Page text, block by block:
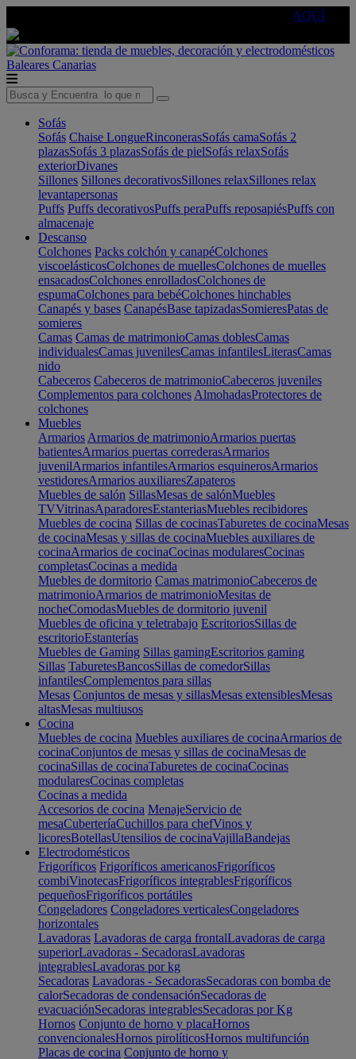
AQUÍ
Baleares Canarias
Sofás
Sofás Chaise LongueRinconerasSofás camaSofás 2
plazasSofás 3 plazasSofás de pielSofás relaxSofás
exteriorDivanes
Sillones Sillones decorativosSillones relaxSillones relax
levantapersonas
Puffs Puffs decorativosPuffs peraPuffs reposapiésPuffs con
almacenaje
Descanso
Colchones Packs colchón y canapéColchones
viscoelásticosColchones de muellesColchones de muelles
ensacadosColchones enrolladosColchones de
espumaColchones para bebéColchones hinchables
Canapés y bases CanapésBase tapizadasSomieresPatas de
somieres
Camas Camas de matrimonioCamas doblesCamas
individualesCamas juvenilesCamas infantilesLiterasCamas
nido
Cabeceros Cabeceros de matrimonioCabeceros juveniles
Complementos para colchones AlmohadasProtectores de
colchones
Muebles
Armarios Armarios de matrimonioArmarios puertas
batientesArmarios puertas correderasArmarios
juvenilArmarios infantilesArmarios esquinerosArmarios
vestidoresArmarios auxiliaresZapateros
Muebles de salón SillasMesas de salónMuebles
TVVitrinasAparadoresEstanteriasMuebles recibidores
Muebles de cocina Sillas de cocinasTaburetes de cocinaMesas
de cocinaMesas y sillas de cocinaMuebles auxiliares de
cocinaArmarios de cocinaCocinas modularesCocinas
completasCocinas a medida
Muebles de dormitorio Camas matrimonioCabeceros de
matrimonioArmarios de matrimonioMesitas de
nocheComodasMuebles de dormitorio juvenil
Muebles de oficina y teletrabajo EscritoriosSillas de
escritorioEstanterías
Muebles de Gaming Sillas gamingEscritorios gaming
Sillas TaburetesBancosSillas de comedorSillas
infantilesComplementos para sillas
Mesas Conjuntos de mesas y sillasMesas extensiblesMesas
altasMesas multiusos
Cocina
Muebles de cocina Muebles auxiliares de cocinaArmarios de
cocinaConjuntos de mesas y sillas de cocinaMesas de
cocinaSillas de cocinaTaburetes de cocinaCocinas
modularesCocinas completas
Cocinas a medida
Accesorios de cocina MenajeServicio de
mesaCuberteríaCuchillos para chefVinos y
licoresBotellasUtensilios de cocinaVajillaBandejas
Electrodomésticos
Frigoríficos Frigoríficos americanosFrigoríficos
combiVinotecasFrigoríficos integrablesFrigoríficos
pequeñosFrigoríficos portátiles
Congeladores Congeladores verticalesCongeladores
horizontales
Lavadoras Lavadoras de carga frontalLavadoras de carga
superiorLavadoras - SecadorasLavadoras
integrablesLavadoras por kg
Secadoras Lavadoras - SecadorasSecadoras con bomba de
calorSecadoras de condensaciónSecadoras de
evacuaciónSecadoras integrablesSecadoras por Kg
Hornos Conjunto de horno y placaHornos
convencionalesHornos pirolíticosHornos multifunción
Placas de cocina Conjunto de horno y